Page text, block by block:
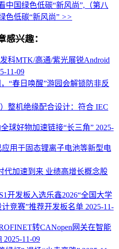
中国绿色低碳“新风尚”,（第八
色低碳“新风尚” >>
感兴趣：
科MTK/高通/紫光展锐Android
11-09
“春日唤醒”游园会解锁防非反
整机绝缘配合设计：符合 IEC
球好物加速链接“长三角” 2025-
用于固态锂离子电池等新型电
代加速到来 业绩高增长概念股
开发板入选乐鑫2026“全国大学
竞赛”推荐开发板名单 2025-11-
转CANopen网关在智能
2025-11-09